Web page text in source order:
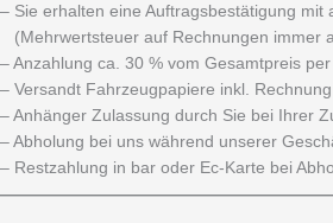
– Sie erhalten eine Auftragsbestätigung
(Mehrwertsteuer auf Rechnungen immer
– Anzahlung ca. 30 % vom Gesamtpreis
– Versandt Fahrzeugpapiere inkl.
– Anhänger Zulassung durch Sie bei Ihrer
– Abholung bei uns während unserer
– Restzahlung in bar oder Ec-Karte bei